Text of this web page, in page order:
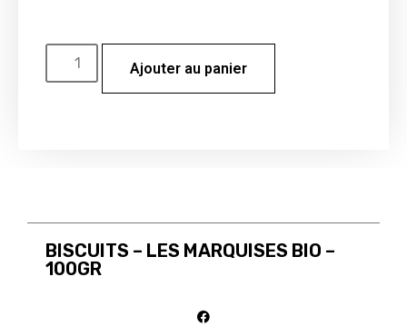
Ajouter au panier
BISCUITS – LES MARQUISES BIO –
100GR